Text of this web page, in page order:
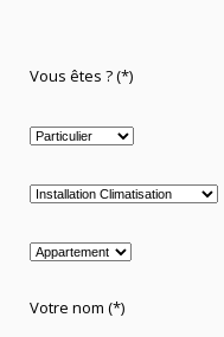
Vous êtes ? (*)
Votre nom (*)